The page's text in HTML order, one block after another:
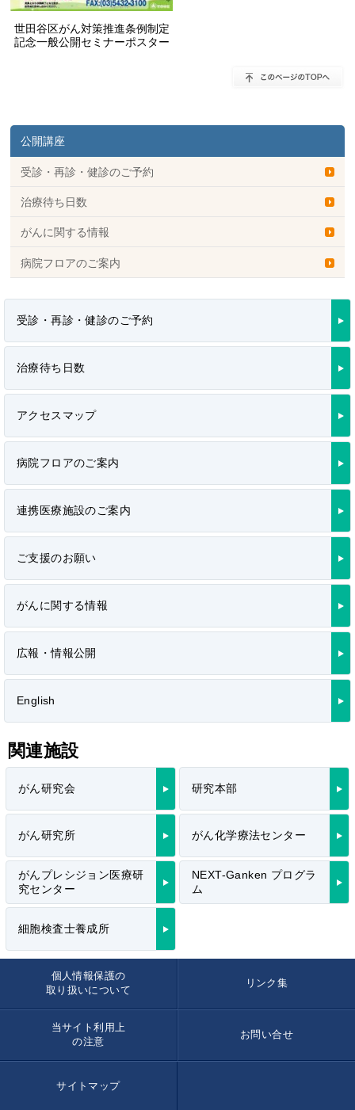
世田谷区がん対策推進条例制定
記念一般公開セミナーポスター
公開講座
受診・再診・健診のご予約
治療待ち日数
がんに関する情報
病院フロアのご案内
受診・再診・健診のご予約
治療待ち日数
アクセスマップ
病院フロアのご案内
連携医療施設のご案内
ご支援のお願い
がんに関する情報
広報・情報公開
English
関連施設
がん研究会 研究本部
がん研究所 がん化学療法センター
がんプレシジョン医療研
究センター
NEXT-Ganken プログラ
ム
細胞検査士養成所
個人情報保護の
取り扱いについて
リンク集
当サイト利用上
の注意
お問い合せ
サイトマップ